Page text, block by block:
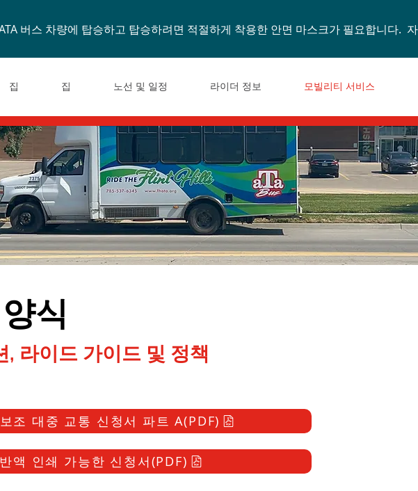
버스 차량에 탑승하고 탑승하려면 적절하게 착용한 안면 마스크가 필요합니다.
집 집 노선 및 일정 라이더 정보 모빌리티 서비스
식
, 라이드 가이드 및 정책
조 대중 교통 신청서 파트 A(PDF)
반액 인쇄 가능한 신청서(PDF)